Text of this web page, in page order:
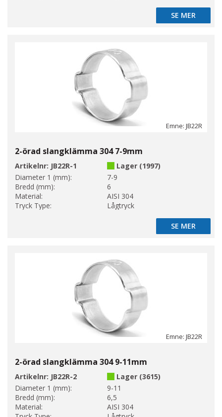
SE MER
SE MER
Emne: JB22R
2-örad slangklämma 304 7-9mm
Artikelnr: JB22R-1
Lager (1997)
Diameter 1 (mm):
7-9
Bredd (mm):
6
Material:
AISI 304
Tryck Type:
Lågtryck
SE MER
SE MER
Emne: JB22R
2-örad slangklämma 304 9-11mm
Artikelnr: JB22R-2
Lager (3615)
Diameter 1 (mm):
9-11
Bredd (mm):
6,5
Material:
AISI 304